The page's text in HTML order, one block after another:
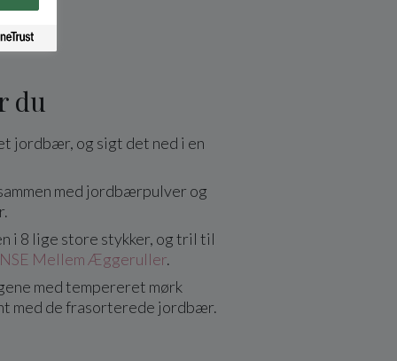
du
jordbær, og sigt det ned i en
med jordbærpulver og
i 8 lige store stykker, og tril til
Mellem Æggeruller.
med tempereret mørk
med de frasorterede jordbær.